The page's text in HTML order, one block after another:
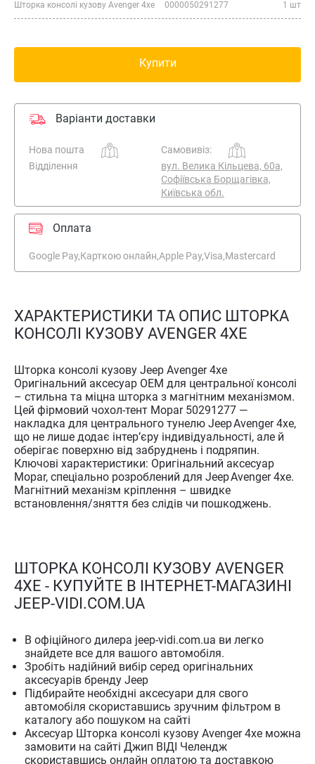
Шторка консолі кузову Avenger 4xe 0000050291277 1 шт
Купити
Варіанти доставки
Нова пошта
Самовивіз:
Відділення
вул. Велика Кільцева, 60а,
Софіївська Борщагівка,
Київська обл.
Оплата
Google Pay,Карткою онлайн,Apple Pay,Visa,Mastercard
ХАРАКТЕРИСТИКИ ТА ОПИС ШТОРКА
КОНСОЛІ КУЗОВУ AVENGER 4XE
Шторка консолі кузову Jeep Avenger 4xe
Оригінальний аксесуар OEM для центральної консолі
– стильна та міцна шторка з магнітним механізмом.
Цей фірмовий чохол‑тент Mopar 50291277 —
накладка для центрального тунелю Jeep Avenger 4xe,
що не лише додає інтер’єру індивідуальності, але й
оберігає поверхню від забруднень і подряпин.
Ключові характеристики: Оригінальний аксесуар
Mopar, спеціально розроблений для Jeep Avenger 4xe.
Магнітний механізм кріплення – швидке
встановлення/зняття без слідів чи пошкоджень.
ШТОРКА КОНСОЛІ КУЗОВУ AVENGER
4XE - КУПУЙТЕ В ІНТЕРНЕТ-МАГАЗИНІ
JEEP-VIDI.COM.UA
В офіційного дилера jeep-vidi.com.ua ви легко
знайдете все для вашого автомобіля.
Зробіть надійний вибір серед оригінальних
аксесуарів бренду Jeep
Підбирайте необхідні аксесуари для свого
автомобіля скориставшись зручним фільтром в
каталогу або пошуком на сайті
Аксесуар Шторка консолі кузову Avenger 4xe можна
замовити на сайті Джип ВІДІ Челендж
скориставшись онлайн оплатою та доставкою